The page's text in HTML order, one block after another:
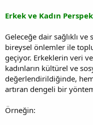
Erkek ve Kadın
Geleceğe dair sağlıklı
bireysel önlemler ile
geçiyor. Erkeklerin veri
kadınların kültürel ve
değerlendirildiğinde,
artıran dengeli bir
Örneğin: